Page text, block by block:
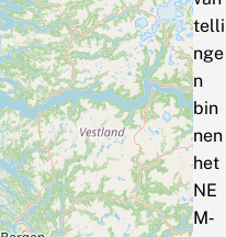
telli
nge
n
bin
nen
het
NE
M‑